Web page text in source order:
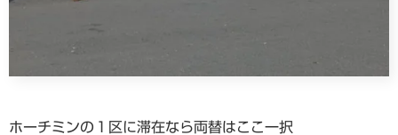
ホーチミンの１区に滞在なら両替はここ一択